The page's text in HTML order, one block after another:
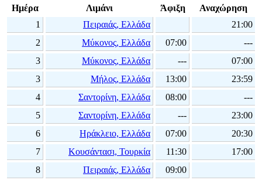
Ημέρα
Λιμάνι Άφιξη
Αναχώρηση
1
Πειραιάς, Ελλάδα
21:00
2
Μύκονος, Ελλάδα 07:00
---
3
Μύκονος, Ελλάδα ---
07:00
3
Μήλος, Ελλάδα 13:00
23:59
4
Σαντορίνη, Ελλάδα 08:00
---
5
Σαντορίνη, Ελλάδα ---
23:00
6
Ηράκλειο, Ελλάδα 07:00
20:30
7
Κουσάντασι, Τουρκία 11:30
17:00
8
Πειραιάς, Ελλάδα 09:00